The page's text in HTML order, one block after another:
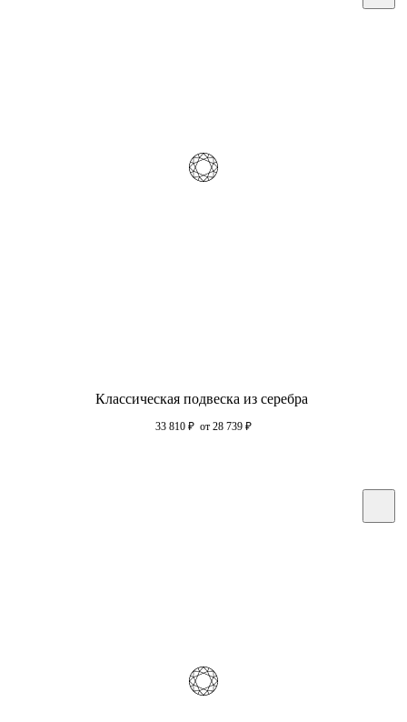
Классическая подвеска из серебра
33 810 ₽ от 28 739 ₽